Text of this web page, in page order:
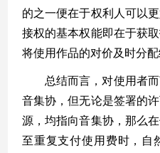
的之一便在于权利人可以
接权的基本权能即在于获
将使用作品的对价及时分
总结而言，对使用者
音集协，但无论是签署的
源，均指向音集协，那么
至重复支付使用费时，自